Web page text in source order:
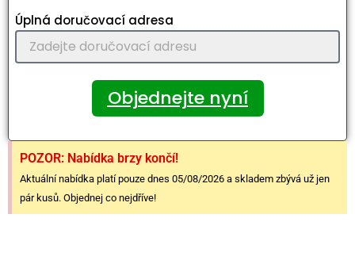
Úplná doručovací adresa
Objednejte nyní
POZOR: Nabídka brzy končí!
Aktuální nabídka platí pouze dnes 05/08/2026 a skladem zbývá už jen
pár kusů. Objednej co nejdříve!